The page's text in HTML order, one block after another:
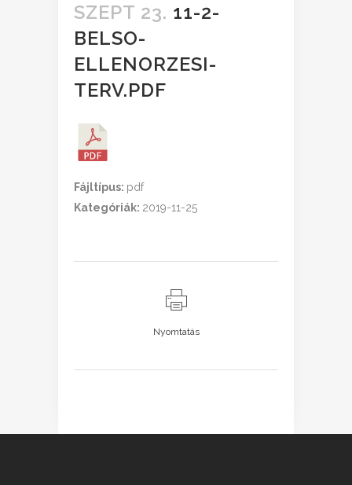
SZEPT 23. 11-2-
BELSO-
ELLENORZESI-
TERV.PDF
Fájltípus: pdf
Kategóriák: 2019-11-25
Nyomtatás